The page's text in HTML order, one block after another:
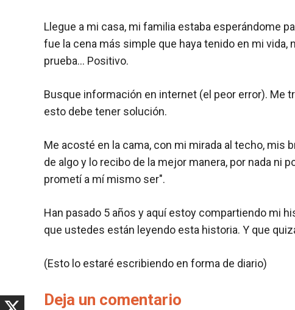
Llegue a mi casa, mi familia estaba esperándome
fue la cena más simple que haya tenido en mi
prueba… Positivo.
Busque información en internet (el peor error). Me
esto debe tener solución.
Me acosté en la cama, con mi mirada al techo, mis
de algo y lo recibo de la mejor manera, por nada ni
prometí a mí mismo ser".
Han pasado 5 años y aquí estoy compartiendo mi
que ustedes están leyendo esta historia. Y que
(Esto lo estaré escribiendo en forma de diario)
Deja un comentario